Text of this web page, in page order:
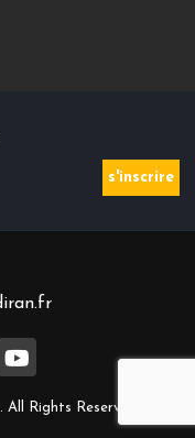
Rights Reserved